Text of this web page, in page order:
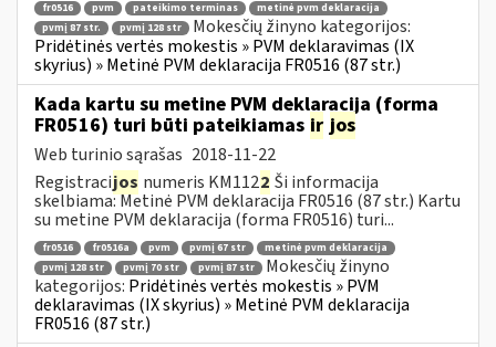
fr0516 pvm pateikimo terminas
metinė pvm deklaracija
pvmį 87 str.
pvmį 128 str
Mokesčių žinyno kategorijos:
Pridėtinės vertės mokestis » PVM deklaravimas (IX
skyrius) » Metinė PVM deklaracija FR0516 (87 str.)
Kada kartu su metine PVM deklaracija (forma
FR0516) turi būti pateikiamas ir jos
Web turinio sąrašas 2018-11-22
Registracijos numeris KM1122 Ši informacija
skelbiama: Metinė PVM deklaracija FR0516 (87 str.) Kartu
su metine PVM deklaracija (forma FR0516) turi...
fr0516 fr0516a pvm pvmį 67 str
metinė pvm deklaracija
pvmį 128 str
pvmį 70 str pvmį 87 str
Mokesčių žinyno
kategorijos: Pridėtinės vertės mokestis » PVM
deklaravimas (IX skyrius) » Metinė PVM deklaracija
FR0516 (87 str.)